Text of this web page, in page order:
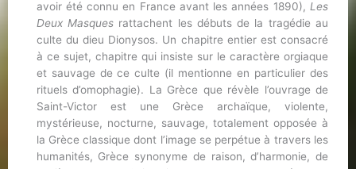
avoir été connu en France avant les années 1890), Les
Deux Masquesrattachent les débuts de la tragédie au
culte du dieu Dionysos. Un chapitre entier est consacré
à ce sujet, chapitre qui insiste sur le caractère orgiaque
et sauvage de ce culte (il mentionne en particulier des
rituels d’omophagie). La Grèce que révèle l’ouvrage de
Saint-Victor est une Grèce archaïque, violente,
mystérieuse, nocturne, sauvage, totalement opposée à
la Grèce classique dont l’image se perpétue à travers les
humanités, Grèce synonyme de raison, d’harmonie, de